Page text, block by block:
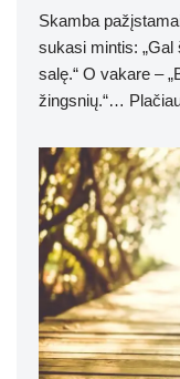
Skamba
sukasi mintis: „Gal
salę.“ O vakare –
žingsnių.“…